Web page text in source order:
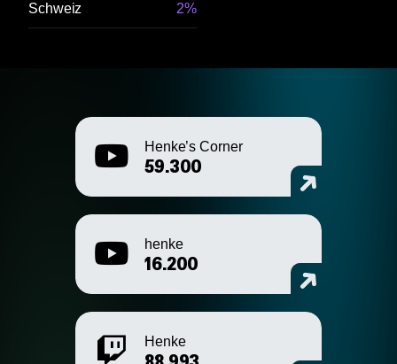
Schweiz 2%
Henke’s Corner
59.300
henke
16.200
Henke